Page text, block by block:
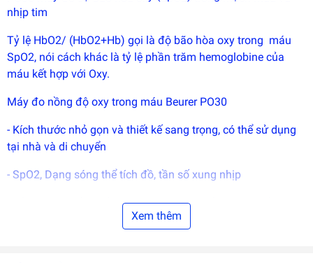
nhịp tim
Tỷ lệ HbO2/ (HbO2+Hb) gọi là độ bão hòa oxy trong máu
SpO2, nói cách khác là tỷ lệ phần trăm hemoglobine của
máu kết hợp với Oxy.
Máy đo nồng độ oxy trong máu Beurer PO30
- Kích thước nhỏ gọn và thiết kế sang trọng, có thể sử dụng
tại nhà và di chuyển
- SpO2, Dạng sóng thể tích đồ, tần số xung nhịp
- Sử dụng với hầu hết các bệnh nhân từ trẻ sơ sinh, trẻ em và
Xem thêm